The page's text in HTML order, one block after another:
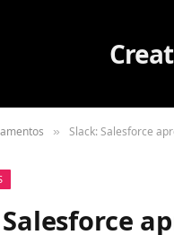
» Slack: Salesforce apresenta novos recursos de